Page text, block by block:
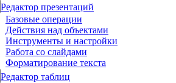
Редактор презентаций
Базовые операции
Действия над объектами
Инструменты и настройки
Работа со слайдами
Форматирование текста
Редактор таблиц